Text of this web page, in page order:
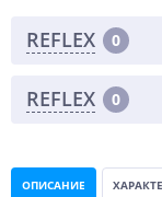
REFLEX 0
REFLEX 0
ОПИСАНИЕ